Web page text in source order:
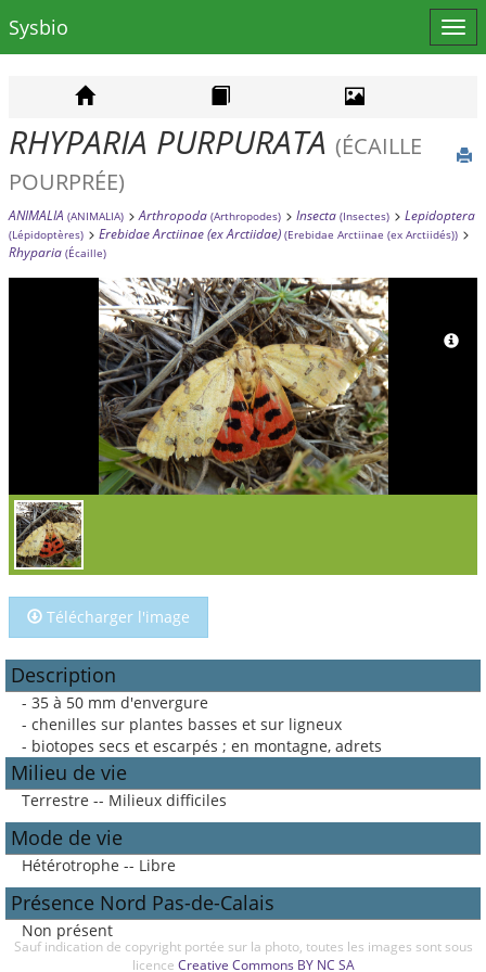
le
Sysbio
RHYPARIA PURPURATA (ÉCAILLE
POURPRÉE)
ANIMALIA (ANIMALIA) Arthropoda (Arthropodes) Insecta (Insectes) Lepidoptera
(Lépidoptères) Erebidae Arctiinae (ex Arctiidae) (Erebidae Arctiinae (ex Arctiidés))
Rhyparia (Écaille)
Télécharger l'image
Description
- 35 à 50 mm d'envergure
- chenilles sur plantes basses et sur ligneux
- biotopes secs et escarpés ; en montagne, adrets
Milieu de vie
Terrestre -- Milieux difficiles
Mode de vie
Hétérotrophe -- Libre
Présence Nord Pas-de-Calais
Non présent
Sauf indication de copyright portée sur la photo, toutes les images sont sous
licence Creative Commons BY NC SA